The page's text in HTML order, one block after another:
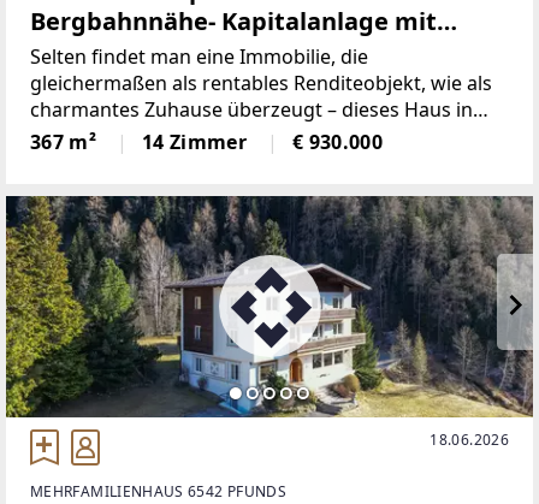
Bergbahnnähe- Kapitalanlage mit
vielseitigen Nutzungsmöglichkeiten!
Selten findet man eine Immobilie, die
gleichermaßen als rentables Renditeobjekt, wie als
charmantes Zuhause überzeugt – dieses Haus in
Fendels vereint beides auf einzigartige Weise!Nur
500 Meter vom Skilift entfernt gelegen, bietet das
367 m² 14 Zimmer € 930.000
18.06.2026
MEHRFAMILIENHAUS 6542 PFUNDS